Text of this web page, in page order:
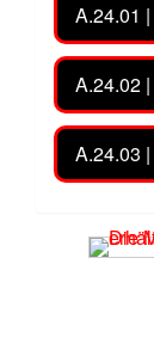
A.24.01 |
A.24.02 |
A.24.03 |